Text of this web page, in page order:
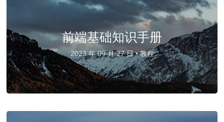
前端基础知识手册
2023 年 09 月 27 日 •教程